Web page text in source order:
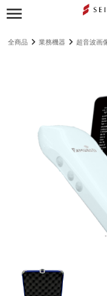
全商品 業務機器 超音波画